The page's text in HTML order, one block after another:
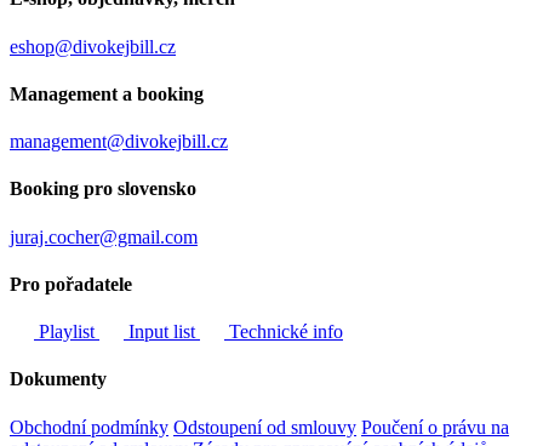
eshop@divokejbill.cz
Management a booking
management@divokejbill.cz
Booking pro slovensko
juraj.cocher@gmail.com
Pro pořadatele
Playlist Input list Technické info
Dokumenty
Obchodní podmínky Odstoupení od smlouvy Poučení o právu na